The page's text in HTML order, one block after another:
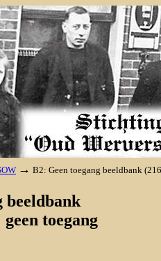
→ B2: Geen toegang beeldbank
beeldbank
toegang